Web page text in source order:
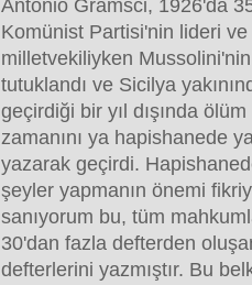
Antonio Gramsci, 1926'da
Komünist Partisi'nin lideri
milletvekiliyken
tutuklandı ve Sicilya
geçirdiği bir yıl dışında
zamanını ya hapishanede
yazarak geçirdi.
şeyler yapmanın önemi
sanıyorum bu, tüm
30'dan fazla defterden
defterlerini yazmıştır. Bu